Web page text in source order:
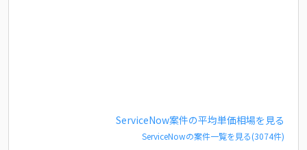
ServiceNow案件の平均単価相場を見る
ServiceNowの案件一覧を見る(3074件)